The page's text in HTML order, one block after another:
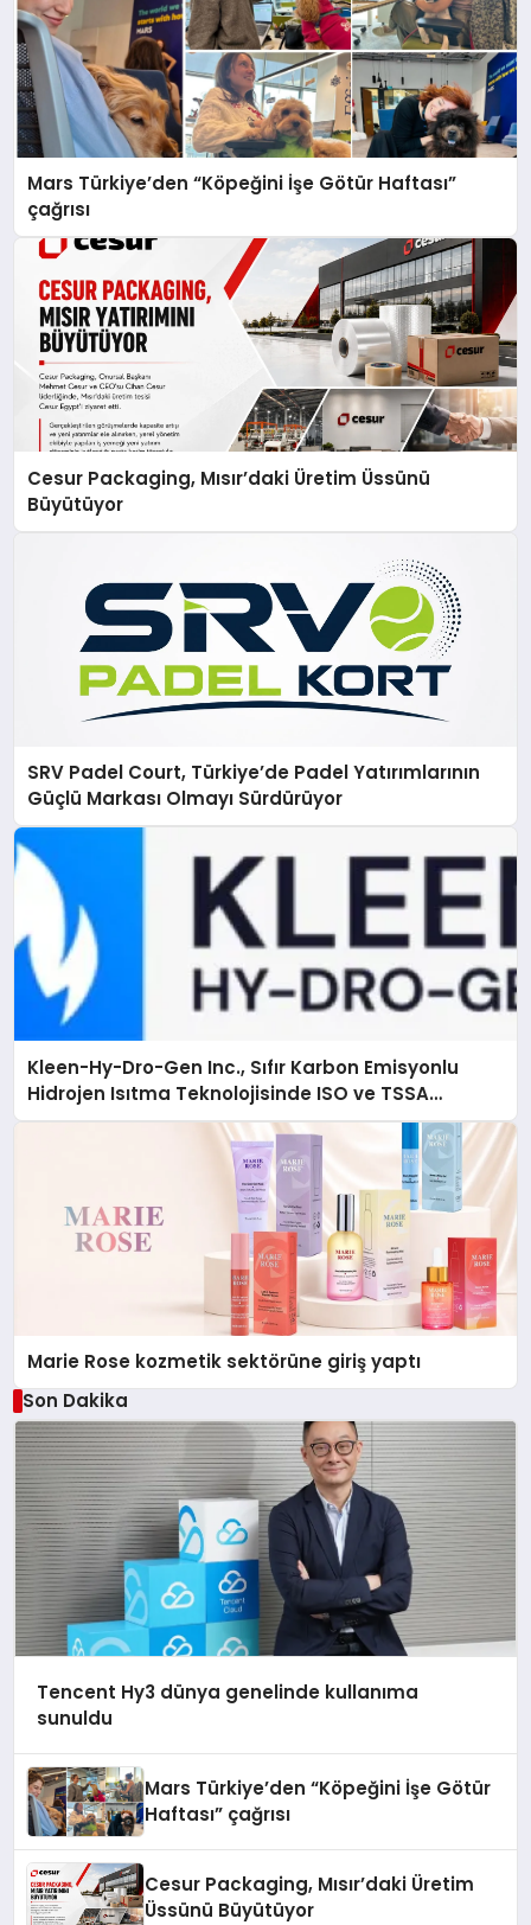
Mars Türkiye’den “Köpeğini İşe Götür Haftası”
çağrısı
Cesur Packaging, Mısır’daki Üretim Üssünü
Büyütüyor
SRV Padel Court, Türkiye’de Padel Yatırımlarının
Güçlü Markası Olmayı Sürdürüyor
Kleen-Hy-Dro-Gen Inc., Sıfır Karbon Emisyonlu
Hidrojen Isıtma Teknolojisinde ISO ve TSSA
Düzenleyici Onaylarını Aldı
Marie Rose kozmetik sektörüne giriş yaptı
Son Dakika
Tencent Hy3 dünya genelinde kullanıma
sunuldu
Mars Türkiye’den “Köpeğini İşe Götür
Haftası” çağrısı
Cesur Packaging, Mısır’daki Üretim
Üssünü Büyütüyor